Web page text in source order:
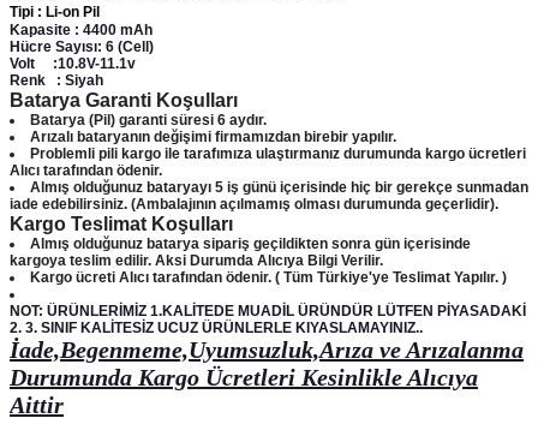
Tipi : Li-on Pil
Kapasite : 4400 mAh
Hücre Sayısı: 6 (Cell)
Volt :10.8V-11.1v
Renk : Siyah
Batarya Garanti Koşulları
Batarya (Pil) garanti süresi 6 aydır.
Arızalı bataryanın değişimi firmamızdan birebir yapılır.
Problemli pili kargo ile tarafımıza ulaştırmanız durumunda kargo ücretleri
Alıcı tarafından ödenir.
Almış olduğunuz bataryayı 5 iş günü içerisinde hiç bir gerekçe sunmadan
iade edebilirsiniz. (Ambalajının açılmamış olması durumunda geçerlidir).
Kargo Teslimat Koşulları
Almış olduğunuz batarya sipariş geçildikten sonra gün içerisinde
kargoya teslim edilir. Aksi Durumda Alıcıya Bilgi Verilir.
Kargo ücreti Alıcı tarafından ödenir. ( Tüm Türkiye'ye Teslimat Yapılır. )
NOT: ÜRÜNLERİMİZ 1.KALİTEDE MUADİL ÜRÜNDÜR LÜTFEN PİYASADAKİ
2. 3. SINIF KALİTESİZ UCUZ ÜRÜNLERLE KIYASLAMAYINIZ..
İade,Begenmeme,Uyumsuzluk,Arıza ve Arızalanma
Durumunda Kargo Ücretleri Kesinlikle Alıcıya
Aittir